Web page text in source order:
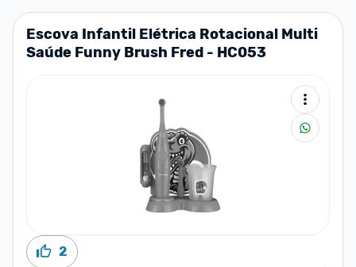
Escova Infantil Elétrica Rotacional Multi
Saúde Funny Brush Fred - HC053
2